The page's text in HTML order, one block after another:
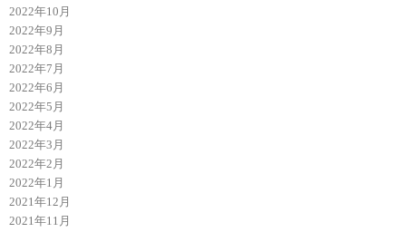
2022年10月
2022年9月
2022年8月
2022年7月
2022年6月
2022年5月
2022年4月
2022年3月
2022年2月
2022年1月
2021年12月
2021年11月